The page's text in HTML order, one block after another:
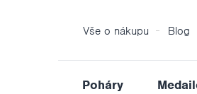
Vše o nákupu Blog
Poháry